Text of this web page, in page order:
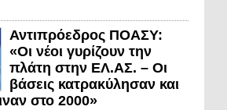
Αντιπρόεδρος ΠΟΑΣΥ:
«Οι νέοι γυρίζουν την
πλάτη στην ΕΛ.ΑΣ. – Οι
βάσεις κατρακύλησαν και
στο 2000»